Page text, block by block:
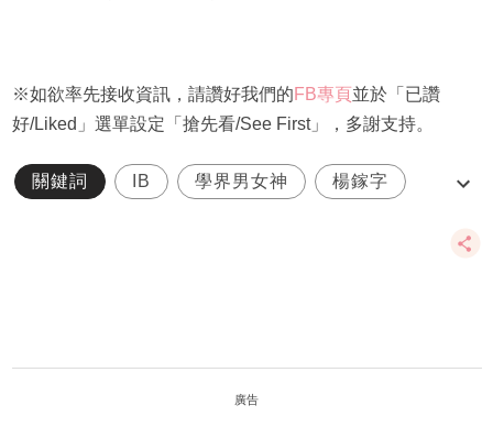
※如欲率先接收資訊，請讚好我們的 FB專頁並於「已讚
好/Liked」選單設定「搶先看/See First」，多謝支持。
關鍵詞 IB 學界男女神 楊鎵字
廣告